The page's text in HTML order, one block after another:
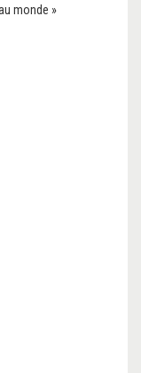
monde »